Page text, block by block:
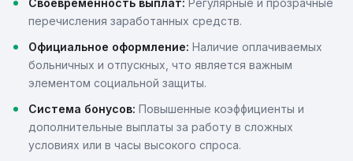
Своевременность выплат: Регулярные и прозрачные
перечисления заработанных средств.
Официальное оформление: Наличие оплачиваемых
больничных и отпускных, что является важным
элементом социальной защиты.
Система бонусов: Повышенные коэффициенты и
дополнительные выплаты за работу в сложных
условиях или в часы высокого спроса.